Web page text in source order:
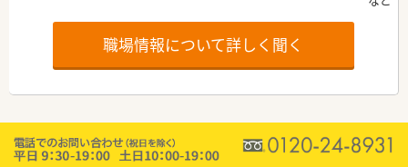
職場情報について詳しく聞く